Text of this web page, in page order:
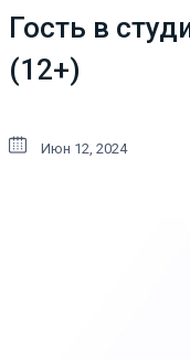
Гость в
(12+)
Июн 12, 2024